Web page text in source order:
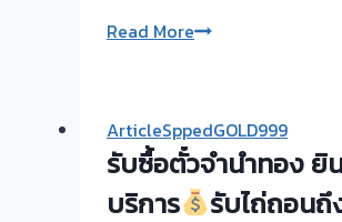
Read Moreรับ
ทอง
ยินดี
บริการ
ArticleSppedGOLD999
รับซื้อตั๋วจำนำทอง ยิ
บริการ
รับไถ่ถอนถึ